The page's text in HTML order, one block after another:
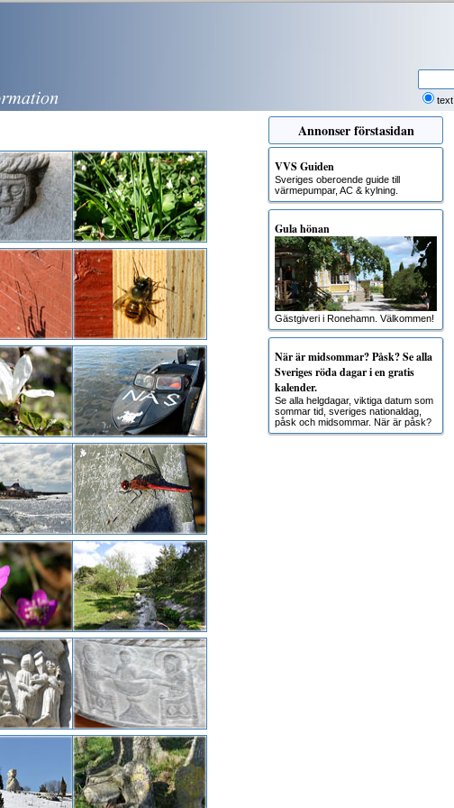
text
Annonser förstasidan
VVS Guiden
Sveriges oberoende guide till
värmepumpar, AC & kylning.
Gula hönan
Gästgiveri i Ronehamn. Välkommen!
När är midsommar? Påsk? Se alla
Sveriges röda dagar i en gratis
kalender.
Se alla helgdagar, viktiga datum som
sommar tid, sveriges nationaldag,
påsk och midsommar. När är påsk?